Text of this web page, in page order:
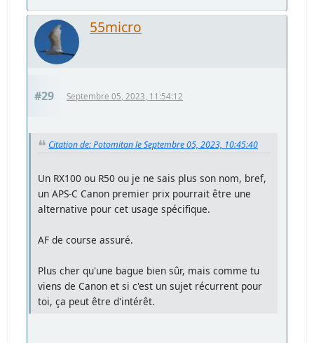
55micro
#29 Septembre 05, 2023, 11:54:12
Citation de: Potomitan le Septembre 05, 2023, 10:45:40
Un RX100 ou R50 ou je ne sais plus son nom, bref,
un APS-C Canon premier prix pourrait être une
alternative pour cet usage spécifique.
AF de course assuré.
Plus cher qu'une bague bien sûr, mais comme tu
viens de Canon et si c'est un sujet récurrent pour
toi, ça peut être d'intérêt.